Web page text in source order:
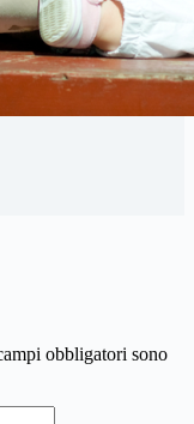
obbligatori sono